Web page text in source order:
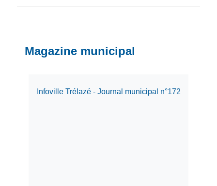
Magazine municipal
Infoville Trélazé - Journal municipal n°172